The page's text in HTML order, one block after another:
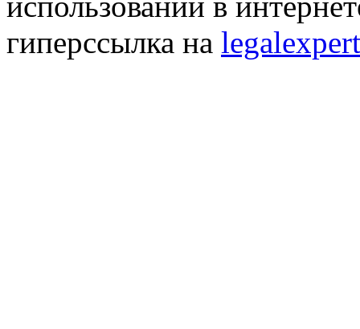
гиперссылка на